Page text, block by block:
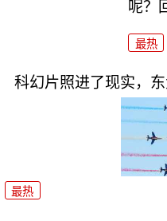
呢？
最热
科幻片照进了现实，
最热